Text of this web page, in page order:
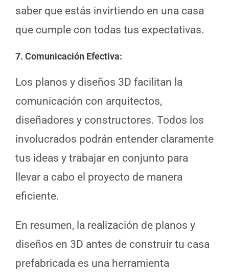
saber que estás invirtiendo en una casa
que cumple con todas tus expectativas.
7. Comunicación Efectiva:
Los planos y diseños 3D facilitan la
comunicación con arquitectos,
diseñadores y constructores. Todos los
involucrados podrán entender claramente
tus ideas y trabajar en conjunto para
llevar a cabo el proyecto de manera
eficiente.
En resumen, la realización de planos y
diseños en 3D antes de construir tu casa
prefabricada es una herramienta